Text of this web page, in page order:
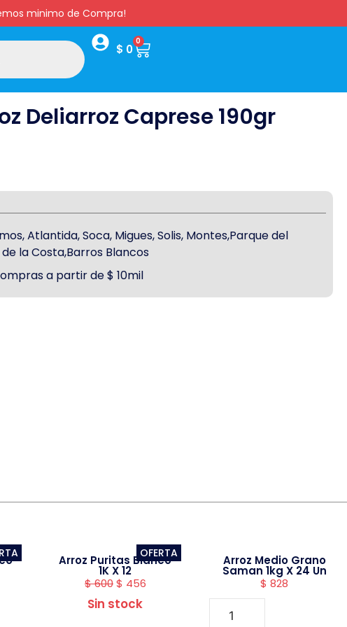
minimo de Compra!
$ 0
0
Deliarroz Caprese 190gr
Atlantida, Soca, Migues, Solis, Montes,Parque del
la Costa,Barros Blancos
a partir de $ 10mil
OFERTA
Arroz Puritas Blanco
1K X 12
$600$ 456
Sin stock
Arroz Medio Grano
Saman 1kg X 24 Un
$ 828